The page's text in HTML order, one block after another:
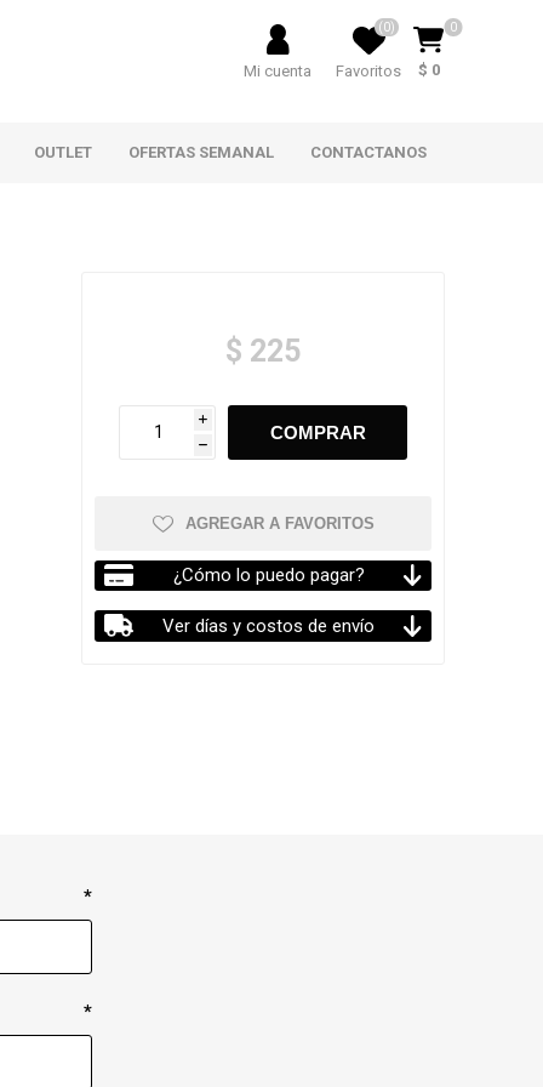
Mi cuenta Favoritos
(0) 0
$ 0
OUTLET OFERTAS SEMANAL CONTACTANOS
$ 225
i
h
AGREGAR A FAVORITOS
¿Cómo lo puedo pagar?
Ver días y costos de envío
*
*